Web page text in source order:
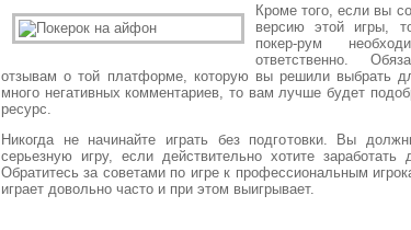
Кроме того, если вы
версию этой игры,
покер-рум
ответственно.
отзывам о той платформе, которую вы решили выбрать
много негативных комментариев, то вам лучше будет
ресурс.
Никогда не начинайте играть без подготовки. Вы
серьезную игру, если действительно хотите заработать
Обратитесь за советами по игре к профессиональным
играет довольно часто и при этом выигрывает.